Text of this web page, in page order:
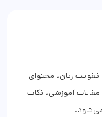
زبان، محتوای
آموزشی، نکات
می‌شود.